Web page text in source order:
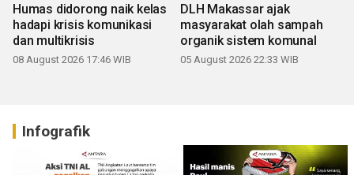
Humas didorong naik kelas
hadapi krisis komunikasi
dan multikrisis
08 August 2026 17:46 WIB
DLH Makassar ajak
masyarakat olah sampah
organik sistem komunal
05 August 2026 22:33 WIB
Infografik